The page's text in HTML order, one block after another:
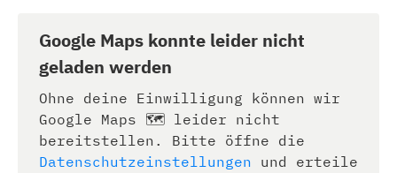
Google Maps konnte leider nicht
geladen werden
Ohne deine Einwilligung können wir
Google Maps 🗺️ leider nicht
bereitstellen. Bitte öffne die
Datenschutzeinstellungen und erteile